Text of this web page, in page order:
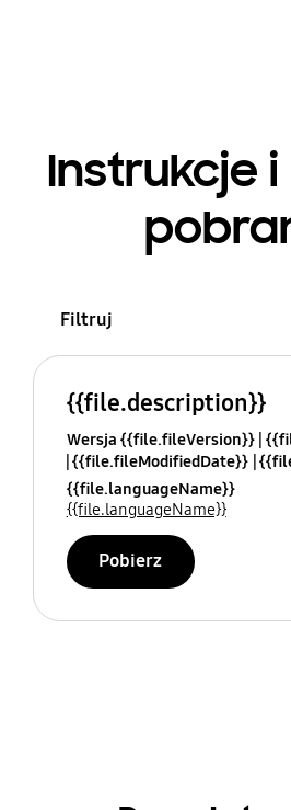
Instrukcje
Filtruj
{{file.description}}
Wersja {{file.fileVersion}}
{{file.fileModifiedDate}}
{{file.languageName}}
{{file.languageName}}
Pobierz